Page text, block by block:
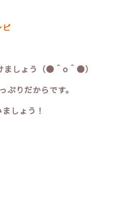
ましょう（●＾o＾●）
ぷりだからです。
しょう！